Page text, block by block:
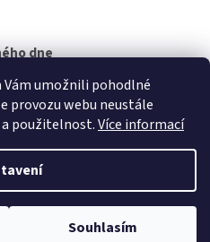
Vám umožnili pohodlné
provozu webu neustále
použitelnost.Více informací
Souhlasím
dne
práva vyhrazena.Upravit nastavení